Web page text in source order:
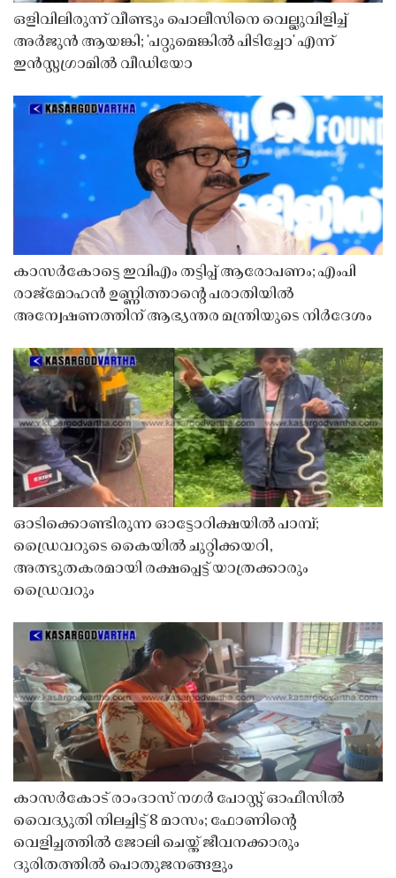
ഒളിവിലിരുന്ന് വീണ്ടും പൊലീസിനെ വെല്ലുവിളിച്ച്
അർജുൻ ആയങ്കി; 'പറ്റുമെങ്കിൽ പിടിച്ചോ' എന്ന്
ഇൻസ്റ്റഗ്രാമിൽ വീഡിയോ
കാസർകോട്ടെ ഇവിഎം തട്ടിപ്പ് ആരോപണം; എംപി
രാജ്‌മോഹൻ ഉണ്ണിത്താന്റെ പരാതിയിൽ
അന്വേഷണത്തിന് ആഭ്യന്തര മന്ത്രിയുടെ നിർദേശം
ഓടിക്കൊണ്ടിരുന്ന ഓട്ടോറിക്ഷയിൽ പാമ്പ്;
ഡ്രൈവറുടെ കൈയിൽ ചുറ്റിക്കയറി,
അത്ഭുതകരമായി രക്ഷപ്പെട്ട് യാത്രക്കാരും
ഡ്രൈവറും
കാസർകോട് രാംദാസ് നഗർ പോസ്റ്റ് ഓഫീസിൽ
വൈദ്യുതി നിലച്ചിട്ട് 8 മാസം; ഫോണിൻ്റെ
വെളിച്ചത്തിൽ ജോലി ചെയ്ത് ജീവനക്കാരും
ദുരിതത്തിൽ പൊതുജനങ്ങളും